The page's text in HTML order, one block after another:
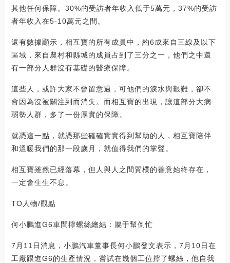
其他任何保障。30%的受訪者年收入低于5萬元，37%的受訪
者年收入在5-10萬元之間。
還有數據顯示，相互寶的所有成員中，約6成來自三線及以下
區域，來自農村和縣城的成員占到了三分之一，他們之中還
有一部分人群沒有基礎的醫療保障。
這些人，或許大家不曾留意過，可他們的淚水與艱難，卻不
會因為沒被關注到而消失。而相互寶的出現，讓這部分大病
弱勢人群，多了一份厚實的保障。
就憑這一點，就憑那些確確實實得到幫助的人，相互寶陪伴
和溫暖我們的那一段歲月，就值得我們的掌聲。
相互寶雖然已經落幕，但人與人之間質樸的善意始終存在，
一定會生生不息。
TO人物/觀點
何小鵬進G6車間擰螺絲總結：屬于幫倒忙
7月11日消息，小鵬汽車董事長何小鵬發文表示，7月10日在
工廠跟進G6的生產情況，嘗試在幾個工位擰了螺絲，他自我